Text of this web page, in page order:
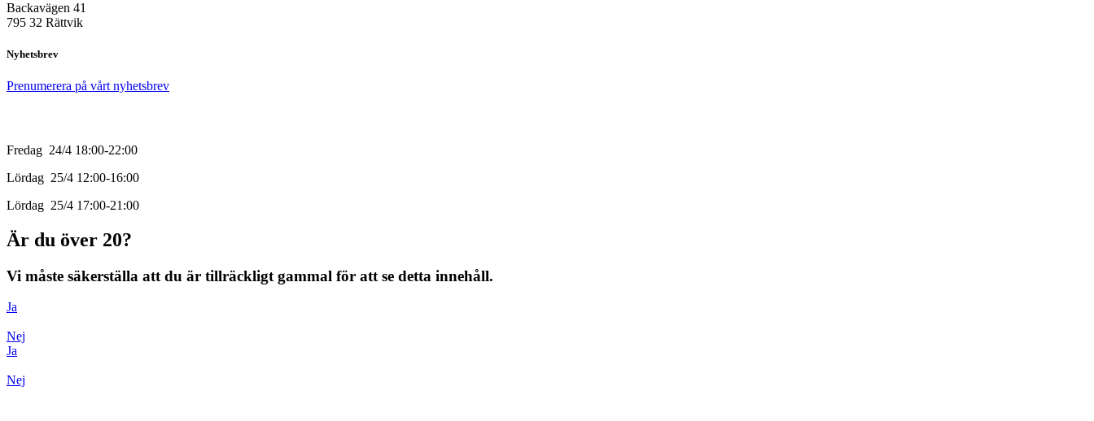
Backavägen 41
795 32 Rättvik
Nyhetsbrev
Prenumerera på vårt nyhetsbrev
Fredag 24/4 18:00-22:00
Lördag 25/4 12:00-16:00
Lördag 25/4 17:00-21:00
Är du över 20?
Vi måste säkerställa att du är tillräckligt gammal för att se detta innehåll.
Ja
Nej
Ja
Nej